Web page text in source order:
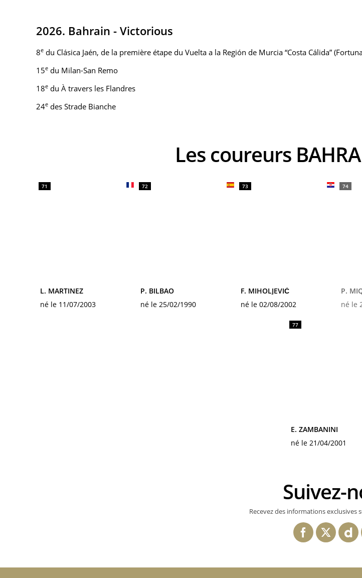
2026. Bahrain - Victorious
8e du Clásica Jaén, de la première étape du Vuelta a la Región de Murcia “Costa Cálida”
15e du Milan-San Remo
18e du À travers les Flandres
24e des Strade Bianche
Les coureurs
71
L. MARTINEZ
né le 11/07/2003
72
P. BILBAO
né le 25/02/1990
73
F. MIHOLJEVIĆ
né le 02/08/2002
74
P.
né le
77
E. ZAMBANINI
né le 21/04/2001
Suivez-
Recevez des informations exclusives